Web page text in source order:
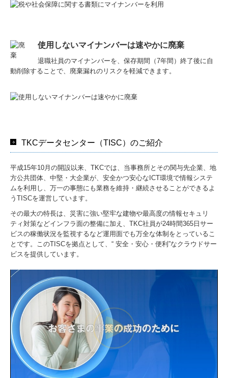
使用しないマイナンバーは速やかに廃棄
退職社員のマイナンバーを、保存期間（7年間）終了後に自
動削除することで、廃棄漏れのリスクを軽減できます。
TKCデータセンター（TISC）のご紹介
平成15年10月の開設以来、TKCでは、当事務所とその関与先企業、地
方公共団体、中堅・大企業が、安全かつ安心なICT環境で情報システ
ムを利用し、万一の事態にも業務を維持・継続させることができるよ
うTISCを運営しています。
その最大の特長は、災害に強い堅牢な建物や最高度の情報セキュリ
ティ対策などインフラ面の整備に加え、TKC社員が24時間365日サー
ビスの稼働状況を監視するなど運用面でも万全な体制をとっているこ
とです。このTISCを拠点として、“ 安全・安心・便利”なクラウドサー
ビスを提供しています。